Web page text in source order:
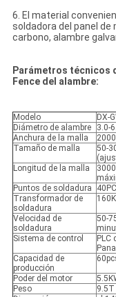
6. El material
soldadora del panel de
carbono, alambre
Parámetros técnicos
Fence del alambre:
Modelo DX-
Diámetro de alambre
3.0-
Anchura de la malla
Tamaño de malla
50-
Longitud de la malla
Puntos de soldadura
Transformador de
soldadura
Velocidad de
soldadura
50-
Sistema de control
PLC
Capacidad de
producción
Poder del motor
Peso
9.5T